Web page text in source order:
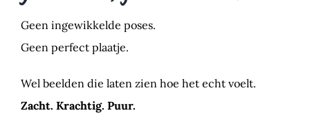
Geen ingewikkelde poses.
Geen perfect plaatje.
Wel beelden die laten zien hoe het echt voelt.
Zacht. Krachtig. Puur.